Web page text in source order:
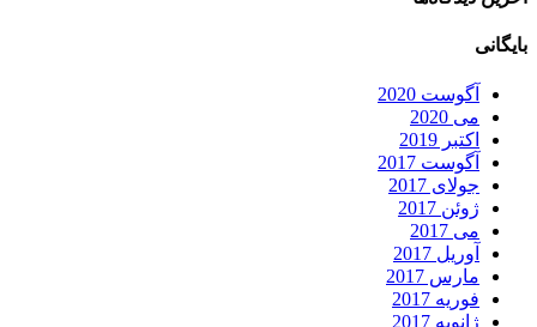
بایگانی
آگوست 2020
می 2020
اکتبر 2019
آگوست 2017
جولای 2017
ژوئن 2017
می 2017
آوریل 2017
مارس 2017
فوریه 2017
ژانویه 2017